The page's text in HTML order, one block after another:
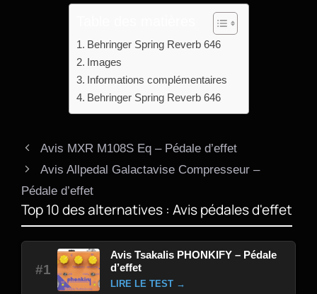
Behringer Spring Reverb 646
Images
Informations complémentaires
Behringer Spring Reverb 646
Avis MXR M108S Eq – Pédale d’effet
Avis Allpedal Galactavise Compresseur –
Pédale d’effet
Top 10 des alternatives : Avis pédales d'effet
#1
Avis Tsakalis PHONKIFY – Pédale
d’effet
LIRE LE TEST →